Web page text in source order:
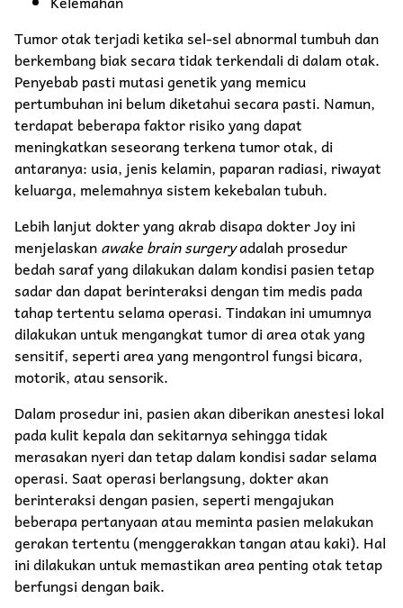
Tumor otak terjadi ketika sel-sel abnormal tumbuh dan
berkembang biak secara tidak terkendali di dalam otak.
Penyebab pasti mutasi genetik yang memicu
pertumbuhan ini belum diketahui secara pasti. Namun,
terdapat beberapa faktor risiko yang dapat
meningkatkan seseorang terkena tumor otak, di
antaranya: usia, jenis kelamin, paparan radiasi, riwayat
keluarga, melemahnya sistem kekebalan tubuh.
Lebih lanjut dokter yang akrab disapa dokter Joy ini
menjelaskanawake brain surgeryadalah prosedur
bedah saraf yang dilakukan dalam kondisi pasien tetap
sadar dan dapat berinteraksi dengan tim medis pada
tahap tertentu selama operasi. Tindakan ini umumnya
dilakukan untuk mengangkat tumor di area otak yang
sensitif, seperti area yang mengontrol fungsi bicara,
motorik, atau sensorik.
Dalam prosedur ini, pasien akan diberikan anestesi lokal
pada kulit kepala dan sekitarnya sehingga tidak
merasakan nyeri dan tetap dalam kondisi sadar selama
operasi. Saat operasi berlangsung, dokter akan
berinteraksi dengan pasien, seperti mengajukan
beberapa pertanyaan atau meminta pasien melakukan
gerakan tertentu (menggerakkan tangan atau kaki). Hal
ini dilakukan untuk memastikan area penting otak tetap
berfungsi dengan baik.